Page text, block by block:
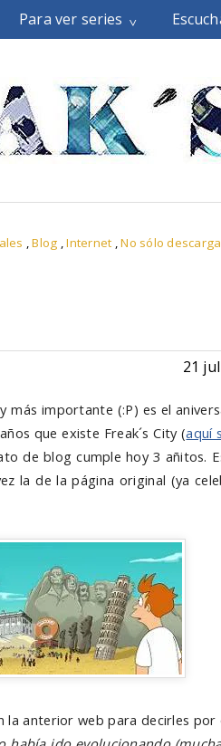
Para ver series
,Blog ,Internet ,No sólo
21
más importante (:P) es el
que existe Freak´s City (aquí
de blog cumple hoy 3 añitos.
la de la página original (ya
la anterior web para decirles por